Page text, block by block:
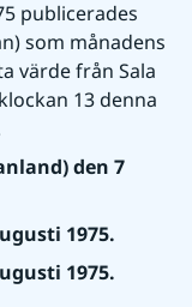
publicerades
som månadens
värde från Sala
13 denna
den 7
1975.
1975.